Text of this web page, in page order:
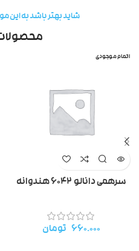
شاید بهتر باشد به این
اتمام موجودی
سرهمی دانالو ۶۰۴۲ هندوانه
۶۶۰.۰۰۰ تومان